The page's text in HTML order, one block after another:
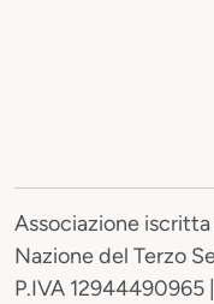
Associazione
Nazione del Terzo
P.IVA 12944490965